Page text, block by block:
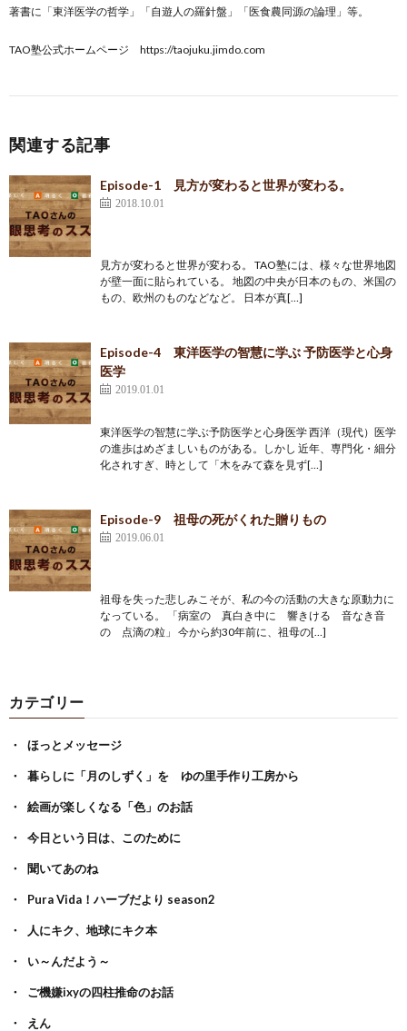
著書に「東洋医学の哲学」「自遊人の羅針盤」「医食農同源の論理」等。
TAO塾公式ホームページ https://taojuku.jimdo.com
関連する記事
Episode-1 見方が変わると世界が変わる。
2018.10.01
見方が変わると世界が変わる。 TAO塾には、様々な世界地図
が壁一面に貼られている。 地図の中央が日本のもの、米国の
もの、欧州のものなどなど。 日本が真[…]
Episode-4 東洋医学の智慧に学ぶ 予防医学と心身
医学
2019.01.01
東洋医学の智慧に学ぶ予防医学と心身医学 西洋（現代）医学
の進歩はめざましいものがある。しかし 近年、専門化・細分
化されすぎ、時として「木をみて森を見ず[…]
Episode-9 祖母の死がくれた贈りもの
2019.06.01
祖母を失った悲しみこそが、私の今の活動の大きな原動力に
なっている。 「病室の 真白き中に 響きける 音なき音
の 点滴の粒」 今から約30年前に、祖母の[…]
カテゴリー
ほっとメッセージ
暮らしに「月のしずく」を ゆの里手作り工房から
絵画が楽しくなる「色」のお話
今日という日は、このために
聞いてあのね
Pura Vida！ハーブだより season2
人にキク、地球にキク本
い～んだよう～
ご機嫌ixyの四柱推命のお話
えん